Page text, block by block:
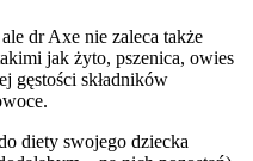
ale dr Axe nie zaleca także
jak żyto, pszenica, owies
gęstości składników
diety swojego dziecka